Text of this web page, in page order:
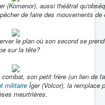
(Komenor), aussi théâtral
de faire des mouvements de
le plan où son second se
sur la tête?
son petit frère (un lien de
militaire Îger (Volcor), la remplace
meurtrières.